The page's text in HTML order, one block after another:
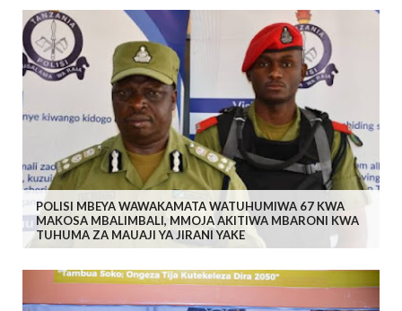
POLISI MBEYA WAWAKAMATA WATUHUMIWA 67 KWA
MAKOSA MBALIMBALI, MMOJA AKITIWA MBARONI KWA
TUHUMA ZA MAUAJI YA JIRANI YAKE